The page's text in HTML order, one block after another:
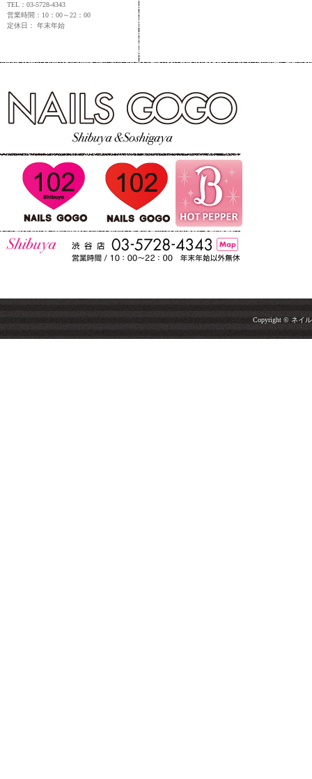
TEL：03-5728-4343
営業時間：10：00～22：00
定休日： 年末年始
Copyright © ネイル